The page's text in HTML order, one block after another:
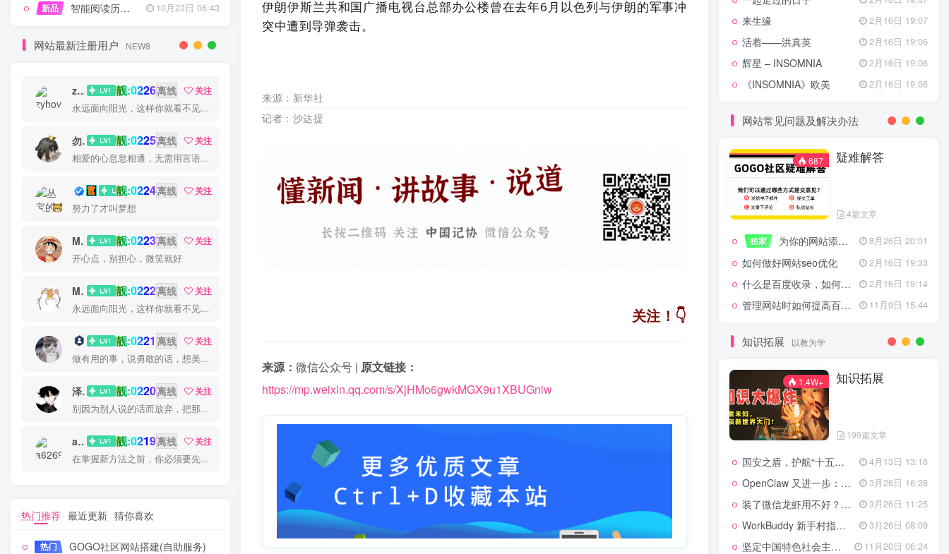
新品
智能阅读历史系统 10月23日 06:43
网站最新注册用户 NEW8
zyhove 靓:0226离线
关注
永远面向阳光，这样你就看不见阴影了
勿听 靓:0225离线
关注
相爱的心息息相通，无需用言语倾诉
丛宝 靓:0224离线
关注
努力了才叫梦想
MS-康娃 靓:0223离线
关注
开心点，别担心，微笑就好
Miss 先生 靓:0222离线
关注
永远面向阳光，这样你就看不见阴影了
猫小白 靓:0221 离线
关注
做有用的事，说勇敢的话，想美好的事，一生足矣
泽宇 靓:0220离线
关注
别因为别人说的话而放弃，把那些话当做加倍努力的动力
a626911 靓:0219离线
关注
在掌握新方法之前，你必须要先换一种思考方法
热门推荐 最近更新 猜你喜欢
热门
GOGO社区网站搭建(自助服务)
伊朗伊斯兰共和国广播电视台总部办公楼曾在去年6月以色列与伊朗的军事冲
突中遭到导弹袭击。
来源：新华社
记者：沙达提
关注！👇
来源： 微信公众号 | 原文链接：
https://mp.weixin.qq.com/s/XjHMo6gwkMGX9u1XBUGniw
来生缘 2月16日 19:07
活着——洪真英 2月16日 19:06
辉星 – INSOMNIA 2月16日 19:06
《INSOMNIA》欧美 2月16日 19:06
网站常见问题及解决办法
687 疑难解答
4篇文章
独家 为你的网站添加百度登录 8月26日 20:01
如何做好网站seo优化 2月16日 19:33
什么是百度收录，如何提高收录量？ 2月16日 19:14
管理网站时如何提高百度权重？ 11月9日 15:44
知识拓展 以教为学
1.4W+ 知识拓展
199篇文章
国安之盾，护航“十五五”新征程 4月13日 13:18
OpenClaw 又进一步：微信直连+安全检测+版本切换 3月26日 16:28
装了微信龙虾用不好？3步让你轻松指挥AI干活！ 3月26日 11:25
WorkBuddy 新手村指南：10 个核心技巧帮你解锁满级虾🦞！ 3月26日 08:09
坚定中国特色社会主义法治的政治定力 11月20日 06:24
28篇文章
音乐，一起嗨 7月12日 23:55
你的样子 2月16日 19:09
一起走过的日子 2月16日 19:07
来生缘
活着——洪真英
辉星 – INSOMNIA 2月16日 19:06
《INSOMNIA》欧美 2月16日 19:06
疑难解答
4篇文章
独家 为你的网站添加百度登录
如何做好网站seo优化
什么是百度收录，如何提高收录量？ 2月16日 19:14
管理网站时如何提高百度权重？ 11月9日 15:44
以教为学
知识拓展